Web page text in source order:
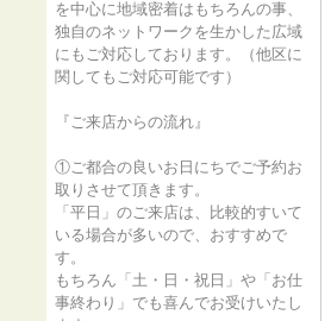
を中心に地域密着はもちろんの事、
独自のネットワークを生かした広域
にもご対応しております。（他区に
関してもご対応可能です）
『ご来店からの流れ』
①ご都合の良いお日にちでご予約お
取りさせて頂きます。
「平日」のご来店は、比較的すいて
いる場合が多いので、おすすめで
す。
もちろん「土・日・祝日」や「お仕
事終わり」でも喜んでお受けいたし